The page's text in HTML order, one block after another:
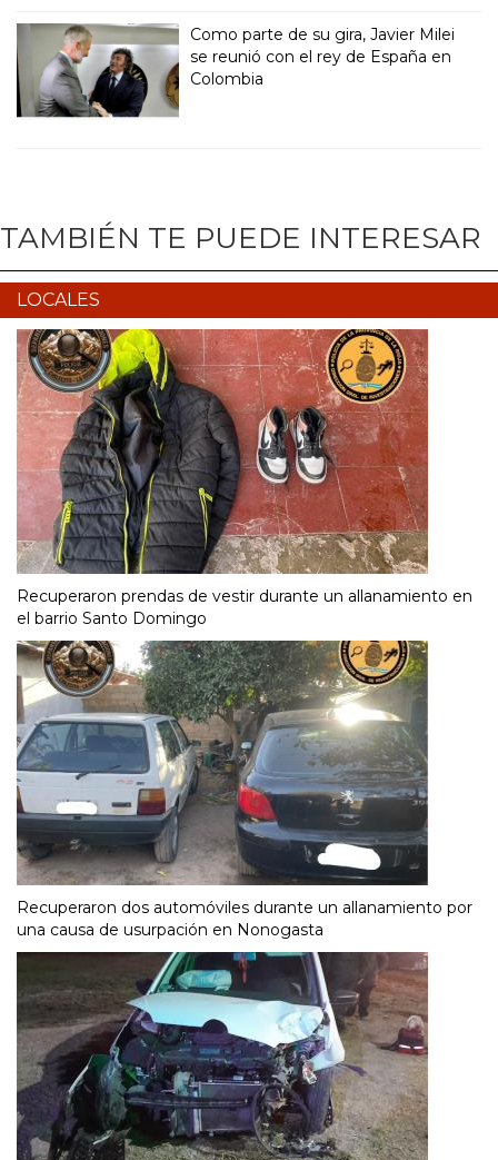
Como parte de su gira, Javier Milei
se reunió con el rey de España en
Colombia
TAMBIÉN TE PUEDE INTERESAR
LOCALES
Recuperaron prendas de vestir durante un allanamiento en
el barrio Santo Domingo
Recuperaron dos automóviles durante un allanamiento por
una causa de usurpación en Nonogasta